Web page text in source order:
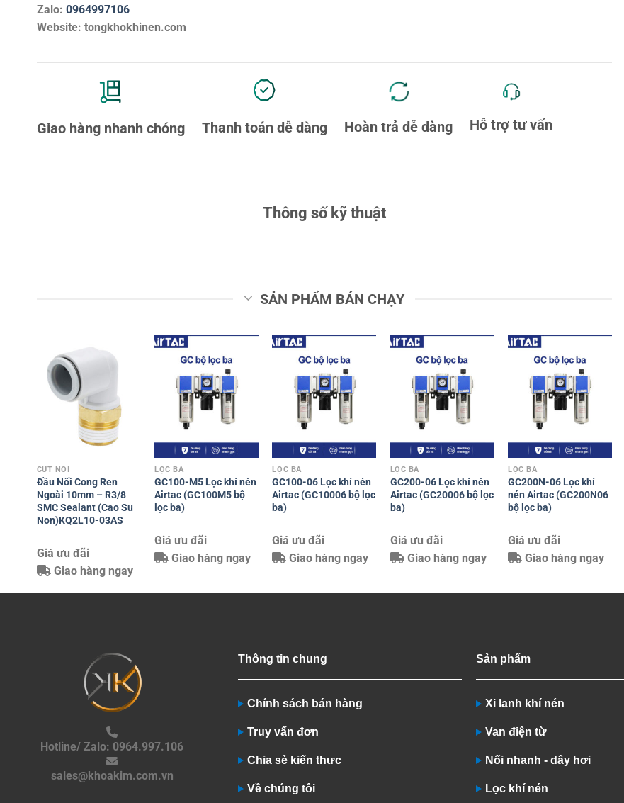
Zalo: 0964997106
Website: tongkhokhinen.com
Giao hàng nhanh chóng Thanh toán dễ dàng Hoàn trả dễ dàng Hỗ trợ tư vấn
Thông số kỹ thuật
SẢN PHẨM BÁN CHẠY
CÚT NỐI
Đầu Nối Cong Ren
Ngoài 10mm – R3/8
SMC Sealant (Cao Su
Non)KQ2L10-03AS
Giá ưu đãi
Giao hàng ngay
LỌC BA
GC100-M5 Lọc khí nén
Airtac (GC100M5 bộ
lọc ba)
Giá ưu đãi
Giao hàng ngay
LỌC BA
GC100-06 Lọc khí nén
Airtac (GC10006 bộ lọc
ba)
Giá ưu đãi
Giao hàng ngay
LỌC BA
GC200-06 Lọc khí nén
Airtac (GC20006 bộ lọc
ba)
Giá ưu đãi
Giao hàng ngay
LỌC BA
GC200N-06 Lọc khí
nén Airtac (GC200N06
bộ lọc ba)
Giá ưu đãi
Giao hàng ngay
Hotline/ Zalo: 0964.997.106
sales@khoakim.com.vn
Thông tin chung
Chính sách bán hàng
Truy vấn đơn
Chia sẻ kiến thưc
Về chúng tôi
Sản phẩm
Xi lanh khí nén
Van điện từ
Nối nhanh - dây hơi
Lọc khí nén